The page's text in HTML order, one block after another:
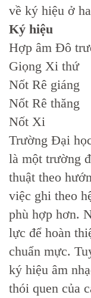
về ký hiệu ở
Ký hiệu
Hợp âm Đô
Giọng Xi thứ
Nốt Rê giáng
Nốt Rê thăng
Nốt Xi
Trường Đại
là một trường
thuật theo
việc ghi theo
phù hợp hơn.
lực để hoàn
chuẩn mực.
ký hiệu âm
thói quen của